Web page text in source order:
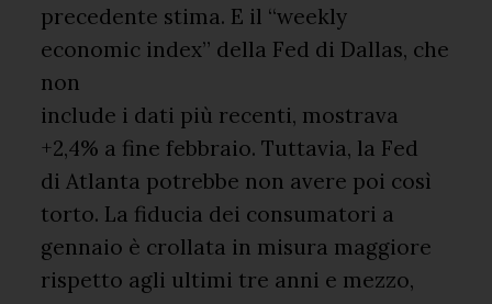
precedente stima. E il “weekly
economic index” della Fed di Dallas, che
non
include i dati più recenti, mostrava
+2,4% a fine febbraio. Tuttavia, la Fed
di Atlanta potrebbe non avere poi così
torto. La fiducia dei consumatori a
gennaio è crollata in misura maggiore
rispetto agli ultimi tre anni e mezzo,